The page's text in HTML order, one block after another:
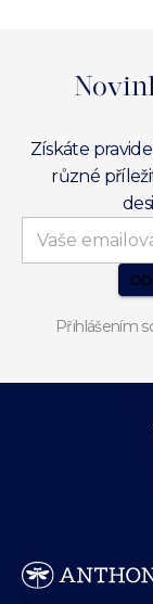
Získáte
různé
Přihlášením